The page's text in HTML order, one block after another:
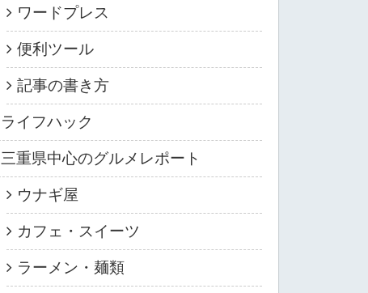
ワードプレス
便利ツール
記事の書き方
ライフハック
三重県中心のグルメレポート
ウナギ屋
カフェ・スイーツ
ラーメン・麺類